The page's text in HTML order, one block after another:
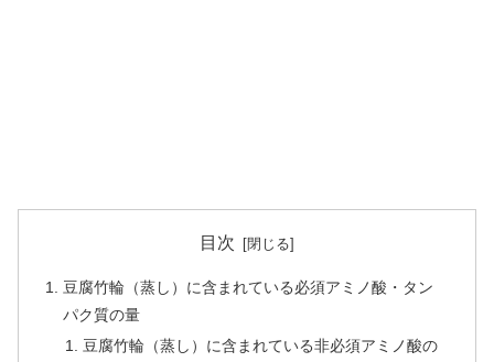
目次
豆腐竹輪（蒸し）に含まれている必須アミノ酸・タン
パク質の量
豆腐竹輪（蒸し）に含まれている非必須アミノ酸の